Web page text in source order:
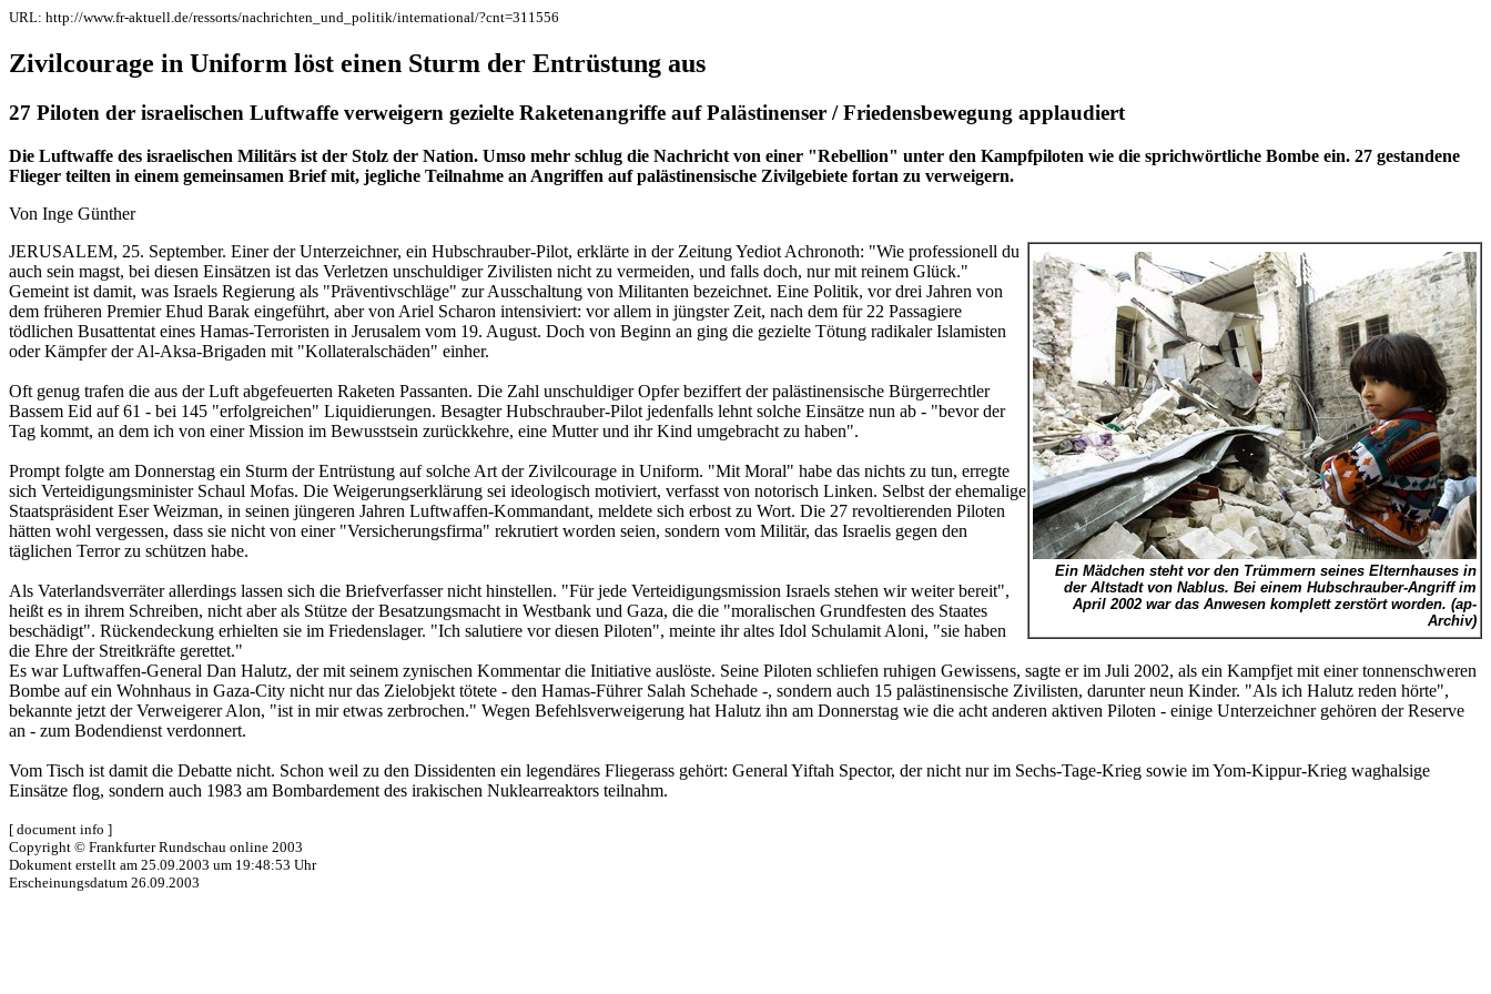
URL: http://www.fr-aktuell.de/ressorts/nachrichten_und_politik/international/?cnt=311556
Zivilcourage in Uniform löst einen Sturm der Entrüstung aus
27 Piloten der israelischen Luftwaffe verweigern gezielte Raketenangriffe auf Palästinenser / Friedensbewegung applaudiert
Die Luftwaffe des israelischen Militärs ist der Stolz der Nation. Umso mehr schlug die Nachricht von einer "Rebellion" unter den Kampfpiloten wie die sprichwörtliche Bombe ein. 27 gestandene
Flieger teilten in einem gemeinsamen Brief mit, jegliche Teilnahme an Angriffen auf palästinensische Zivilgebiete fortan zu verweigern.
Von Inge Günther
Ein Mädchen steht vor den Trümmern seines Elternhauses in
der Altstadt von Nablus. Bei einem Hubschrauber-Angriff im
April 2002 war das Anwesen komplett zerstört worden. (ap-
Archiv)
JERUSALEM, 25. September. Einer der Unterzeichner, ein Hubschrauber-Pilot, erklärte in der Zeitung Yediot Achronoth: "Wie professionell du
auch sein magst, bei diesen Einsätzen ist das Verletzen unschuldiger Zivilisten nicht zu vermeiden, und falls doch, nur mit reinem Glück."
Gemeint ist damit, was Israels Regierung als "Präventivschläge" zur Ausschaltung von Militanten bezeichnet. Eine Politik, vor drei Jahren von
dem früheren Premier Ehud Barak eingeführt, aber von Ariel Scharon intensiviert: vor allem in jüngster Zeit, nach dem für 22 Passagiere
tödlichen Busattentat eines Hamas-Terroristen in Jerusalem vom 19. August. Doch von Beginn an ging die gezielte Tötung radikaler Islamisten
oder Kämpfer der Al-Aksa-Brigaden mit "Kollateralschäden" einher.
Oft genug trafen die aus der Luft abgefeuerten Raketen Passanten. Die Zahl unschuldiger Opfer beziffert der palästinensische Bürgerrechtler
Bassem Eid auf 61 - bei 145 "erfolgreichen" Liquidierungen. Besagter Hubschrauber-Pilot jedenfalls lehnt solche Einsätze nun ab - "bevor der
Tag kommt, an dem ich von einer Mission im Bewusstsein zurückkehre, eine Mutter und ihr Kind umgebracht zu haben".
Prompt folgte am Donnerstag ein Sturm der Entrüstung auf solche Art der Zivilcourage in Uniform. "Mit Moral" habe das nichts zu tun, erregte
sich Verteidigungsminister Schaul Mofas. Die Weigerungserklärung sei ideologisch motiviert, verfasst von notorisch Linken. Selbst der ehemalige
Staatspräsident Eser Weizman, in seinen jüngeren Jahren Luftwaffen-Kommandant, meldete sich erbost zu Wort. Die 27 revoltierenden Piloten
hätten wohl vergessen, dass sie nicht von einer "Versicherungsfirma" rekrutiert worden seien, sondern vom Militär, das Israelis gegen den
täglichen Terror zu schützen habe.
Als Vaterlandsverräter allerdings lassen sich die Briefverfasser nicht hinstellen. "Für jede Verteidigungsmission Israels stehen wir weiter bereit",
heißt es in ihrem Schreiben, nicht aber als Stütze der Besatzungsmacht in Westbank und Gaza, die die "moralischen Grundfesten des Staates
beschädigt". Rückendeckung erhielten sie im Friedenslager. "Ich salutiere vor diesen Piloten", meinte ihr altes Idol Schulamit Aloni, "sie haben
die Ehre der Streitkräfte gerettet."
Es war Luftwaffen-General Dan Halutz, der mit seinem zynischen Kommentar die Initiative auslöste. Seine Piloten schliefen ruhigen Gewissens, sagte er im Juli 2002, als ein Kampfjet mit einer tonnenschweren
Bombe auf ein Wohnhaus in Gaza-City nicht nur das Zielobjekt tötete - den Hamas-Führer Salah Schehade -, sondern auch 15 palästinensische Zivilisten, darunter neun Kinder. "Als ich Halutz reden hörte",
bekannte jetzt der Verweigerer Alon, "ist in mir etwas zerbrochen." Wegen Befehlsverweigerung hat Halutz ihn am Donnerstag wie die acht anderen aktiven Piloten - einige Unterzeichner gehören der Reserve
an - zum Bodendienst verdonnert.
Vom Tisch ist damit die Debatte nicht. Schon weil zu den Dissidenten ein legendäres Fliegerass gehört: General Yiftah Spector, der nicht nur im Sechs-Tage-Krieg sowie im Yom-Kippur-Krieg waghalsige
Einsätze flog, sondern auch 1983 am Bombardement des irakischen Nuklearreaktors teilnahm.
[ document info ]
Copyright © Frankfurter Rundschau online 2003
Dokument erstellt am 25.09.2003 um 19:48:53 Uhr
Erscheinungsdatum 26.09.2003